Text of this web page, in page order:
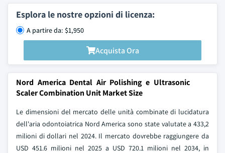
Esplora le nostre opzioni di licenza:
A partire da: $1,950
Acquista Ora
Nord America Dental Air Polishing e Ultrasonic
Scaler Combination Unit Market Size
Le dimensioni del mercato delle unità combinate di lucidatura
dell'aria odontoiatrica Nord America sono state valutate a 433,2
milioni di dollari nel 2024. Il mercato dovrebbe raggiungere da
USD 451.6 milioni nel 2025 a USD 720.1 milioni nel 2034, in